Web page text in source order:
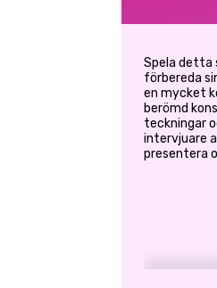
Spela detta
förbereda
en mycket
berömd
teckningar
intervjuare
presentera